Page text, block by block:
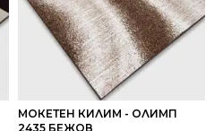
МОКЕТЕН КИЛИМ - ОЛИМП
2435 БЕЖОВ